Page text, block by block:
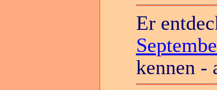
Er
kennen -